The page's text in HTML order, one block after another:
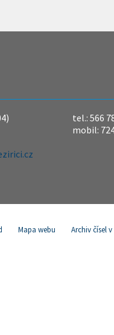
tel.: 566
mobil:
Mapa webu Archiv čísel v